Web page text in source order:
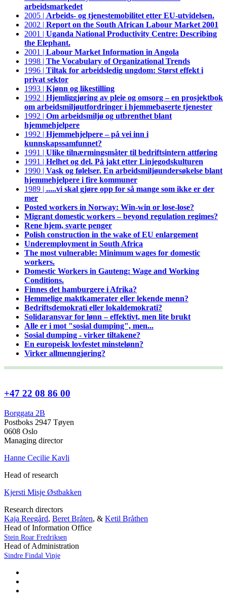
arbeidsmarkedet
2005 | Arbeids- og tjenestemobilitet etter EU-utvidelsen.
2002 | Report on the South African Labour Market 2001
2001 | Uganda National Productivity Centre: Describing
the Elephant.
2001 | Labour Market Information in Angola
1998 | The Vocabulary of Organizational Trends
1996 | Tiltak for arbeidsledig ungdom: Størst effekt i
privat sektor
1993 | Kjønn og likestilling
1992 | Hjemliggjøring av pleie og omsorg – en prosjektbok
om arbeidsmiljøutfordringer i hjemmebaserte tjenester
1992 | Om arbeidsmiljø og utbrenthet blant
hjemmehjelpere
1992 | Hjemmehjelpere – på vei inn i
kunnskapssamfunnet?
1991 | Ulike tilnærmingsmåter til bedriftsintern attføring
1991 | Helhet og del. På jakt etter Linjegodskulturen
1990 | Vask og følelser. En arbeidsmiljøundersøkelse blant
hjemmehjelpere i fire kommuner
1989 | .....vi skal gjøre opp for så mange som ikke er der
mer
Posted workers in Norway: Win-win or lose-lose?
Migrant domestic workers – beyond regulation regimes?
Rene hjem, svarte penger
Polish construction in the wake of EU enlargement
Underemployment in South Africa
The most vulnerable: Minimum wages for domestic
workers.
Domestic Workers in Gauteng: Wage and Working
Conditions.
Finnes det hamburgere i Afrika?
Hemmelige maktkamerater eller lekende menn?
Bedriftsdemokrati eller lokaldemokrati?
Solidaransvar for lønn – effektivt, men lite brukt
Alle er i mot "sosial dumping", men...
Sosial dumping - virker tiltakene?
En europeisk lovfestet minstelønn?
Virker allmenngjøring?
+47 22 08 86 00
Borggata 2B
Postboks 2947 Tøyen
0608 Oslo
Managing director
Hanne Cecilie Kavli
Head of research
Kjersti Misje Østbakken
Research directors
Kaja Reegård, Beret Bråten, & Ketil Bråthen
Head of Information Office
Stein Roar Fredriksen
Head of Administration
Sindre Findal Vinje